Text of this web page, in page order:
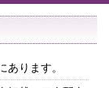
ります。